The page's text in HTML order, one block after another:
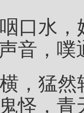
口水
音，
，猛
怪，青